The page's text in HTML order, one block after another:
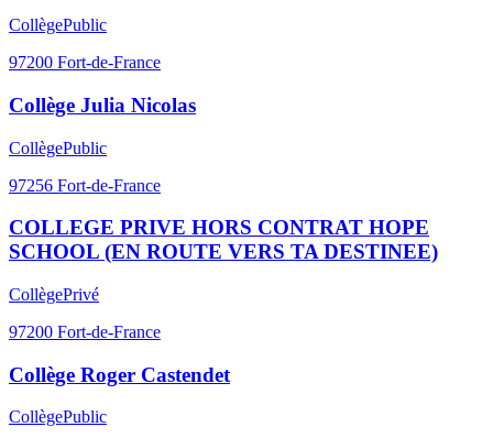
CollègePublic
97200 Fort-de-France
Collège Julia Nicolas
CollègePublic
97256 Fort-de-France
COLLEGE PRIVE HORS CONTRAT HOPE
SCHOOL (EN ROUTE VERS TA DESTINEE)
CollègePrivé
97200 Fort-de-France
Collège Roger Castendet
CollègePublic